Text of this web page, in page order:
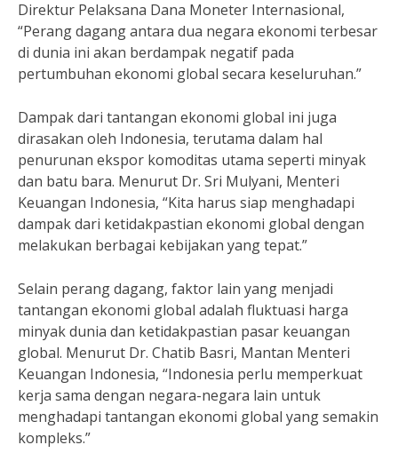
Direktur Pelaksana Dana Moneter Internasional,
“Perang dagang antara dua negara ekonomi terbesar
di dunia ini akan berdampak negatif pada
pertumbuhan ekonomi global secara keseluruhan.”
Dampak dari tantangan ekonomi global ini juga
dirasakan oleh Indonesia, terutama dalam hal
penurunan ekspor komoditas utama seperti minyak
dan batu bara. Menurut Dr. Sri Mulyani, Menteri
Keuangan Indonesia, “Kita harus siap menghadapi
dampak dari ketidakpastian ekonomi global dengan
melakukan berbagai kebijakan yang tepat.”
Selain perang dagang, faktor lain yang menjadi
tantangan ekonomi global adalah fluktuasi harga
minyak dunia dan ketidakpastian pasar keuangan
global. Menurut Dr. Chatib Basri, Mantan Menteri
Keuangan Indonesia, “Indonesia perlu memperkuat
kerja sama dengan negara-negara lain untuk
menghadapi tantangan ekonomi global yang semakin
kompleks.”